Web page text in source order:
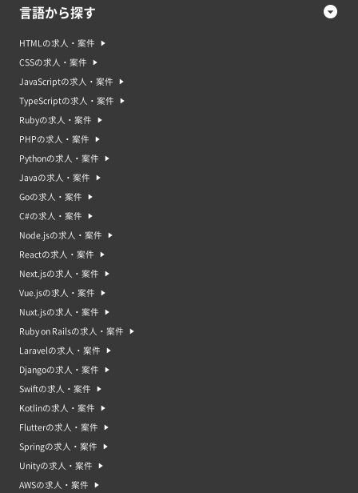
言語から探す
HTMLの求人・案件
CSSの求人・案件
JavaScriptの求人・案件
TypeScriptの求人・案件
Rubyの求人・案件
PHPの求人・案件
Pythonの求人・案件
Javaの求人・案件
Goの求人・案件
C#の求人・案件
Node.jsの求人・案件
Reactの求人・案件
Next.jsの求人・案件
Vue.jsの求人・案件
Nuxt.jsの求人・案件
Ruby on Railsの求人・案件
Laravelの求人・案件
Djangoの求人・案件
Swiftの求人・案件
Kotlinの求人・案件
Flutterの求人・案件
Springの求人・案件
Unityの求人・案件
AWSの求人・案件